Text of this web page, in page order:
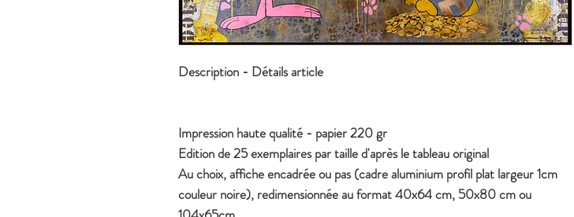
Description - Détails article
Impression haute qualité - papier 220 gr
Edition de 25 exemplaires par taille d'après le tableau original
Au choix, affiche encadrée ou pas (cadre aluminium profil plat largeur 1cm
couleur noire), redimensionnée au format 40x64 cm, 50x80 cm ou